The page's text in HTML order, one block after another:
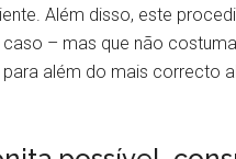
Além disso, este
– mas que não
além do mais correcto